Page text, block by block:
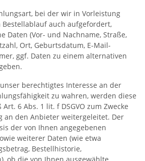
bei der wir in Vorleistung
Bestellablauf auch aufgefordert,
Daten (Vor- und Nachname, Straße,
Ort, Geburtsdatum, E-Mail-
ggf. Daten zu einem alternativen
berechtigtes Interesse an der
zu wahren, werden diese
6 Abs. 1 lit. f DSGVO zum Zwecke
an den Anbieter weitergeleitet. Der
der von Ihnen angegebenen
weiterer Daten (wie etwa
Bestellhistorie,
ob die von Ihnen ausgewählte